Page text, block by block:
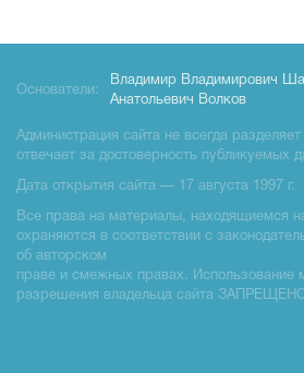
Основатели:
Владимир Владимирович
Анатольевич Волков
Администрация сайта не всегда
отвечает за достоверность публикуемых
Дата открытия сайта — 17 августа 1997 г.
Все права на материалы, находящиемся
охраняются в соответствии с
об авторском
праве и смежных правах. Использование
разрешения владельца сайта